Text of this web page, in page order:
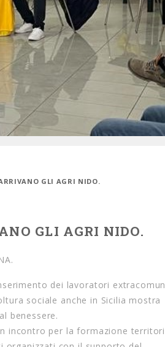
GLI AGRI NIDO.
GLI AGRI NIDO.
dei lavoratori
sociale anche in Sicilia mostra
benessere.
incontro per la formazione